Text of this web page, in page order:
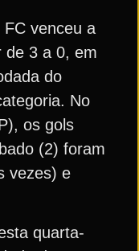
venceu a
de 3 a 0, em
do
No
os gols
(2) foram
vezes) e
quarta-